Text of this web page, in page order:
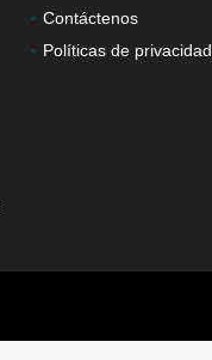
Contáctenos
Políticas de privacidad